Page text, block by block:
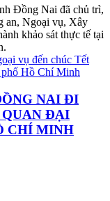
Đồng Nai đã chủ trì,
an, Ngoại vụ, Xây
khảo sát thực tế tại
NAI ĐI
QUAN ĐẠI
CHÍ MINH